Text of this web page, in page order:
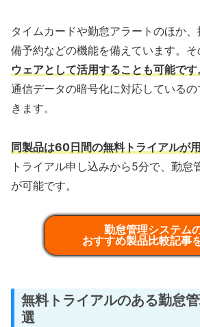
タイムカードや勤怠アラートのほか
備予約などの機能を備えています。そ
ウェアとして活用することも可能です
通信データの暗号化に対応している
きます。
同製品は60日間の無料トライアルが
トライアル申し込みから5分で、勤怠
が可能です。
勤怠管理システム
おすすめ製品比較記事
無料トライアルのある勤怠
選